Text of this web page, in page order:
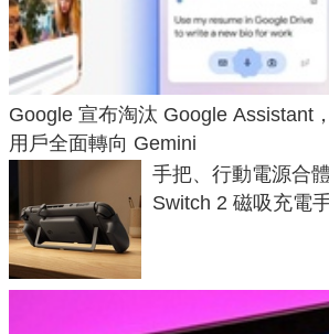
Google 宣布淘汰 Google Assistant
用戶全面轉向 Gemini
手把、行動電源合
Switch 2 磁吸充電